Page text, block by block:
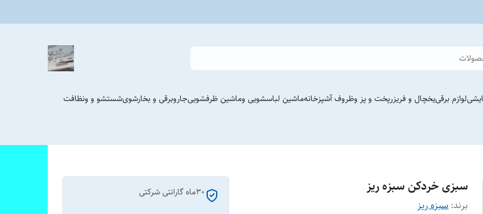
لوازم برقییخچال و فریزرپخت و پز وظروف آشپزخانهماشین لباسشویی وماشین ظرفشوییجاروبرقی و بخارشویشستشو و ونظافت
سبزی خردکن سبزه ریز
برند:سبزه ریز
۳۰ماه گارانتی شرکتی